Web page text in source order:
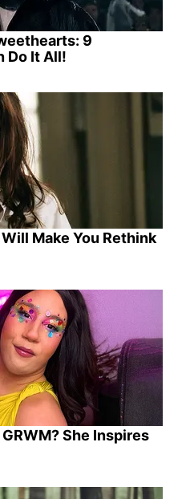
9
Do It All!
Make You Rethink
She Inspires